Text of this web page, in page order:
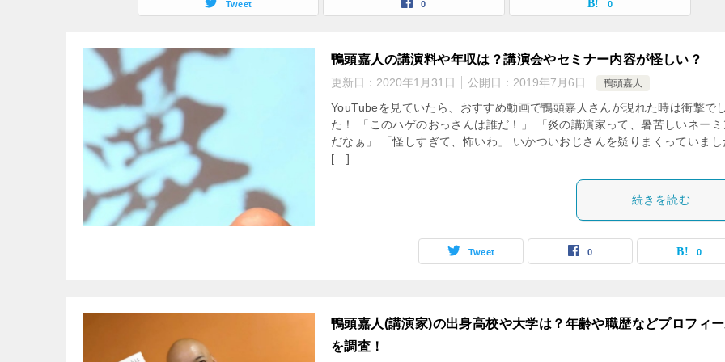
Tweet 0 0
鴨頭嘉人の講演料や年収は？講演会やセミナー内容が怪しい？
更新日： 2020年1月31日 公開日： 2019年7月6日 鴨頭嘉人
YouTubeを見ていたら、おすすめ動画で鴨頭嘉人さんが現れた時は衝撃で
た！ 「このハゲのおっさんは誰だ！」 「炎の講演家って、暑苦しいネーミ
だなぁ」 「怪しすぎて、怖いわ」 いかついおじさんを疑りまくっていまし
[…]
続きを読む
Tweet 0 0
鴨頭嘉人(講演家)の出身高校や大学は？年齢や職歴などプロフィ
を調査！